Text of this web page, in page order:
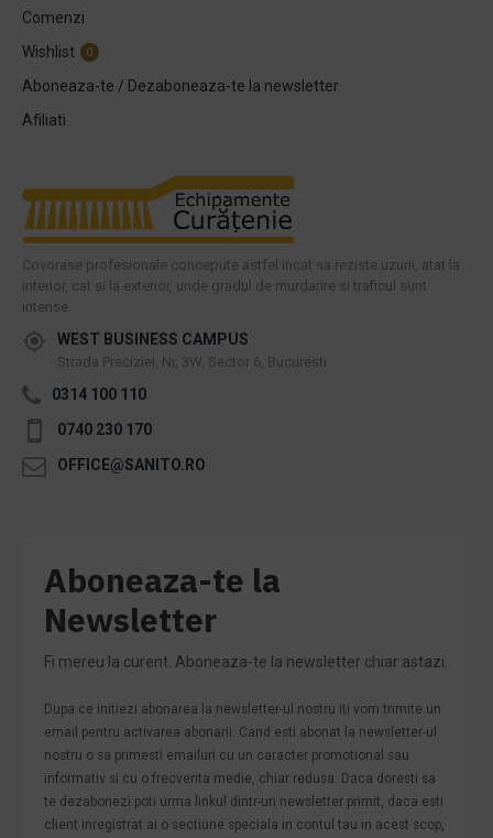
Comenzi
Wishlist
0
Aboneaza-te / Dezaboneaza-te la newsletter
Afiliati
Covorase profesionale concepute astfel incat sa reziste uzurii, atat la
interior, cat si la exterior, unde gradul de murdarire si traficul sunt
intense.
WEST BUSINESS CAMPUS
Strada Preciziei, Nr, 3W, Sector 6, Bucuresti
0314 100 110
0740 230 170
OFFICE@SANITO.RO
Aboneaza-te la
Newsletter
Fi mereu la curent. Aboneaza-te la newsletter chiar astazi.
Dupa ce initiezi abonarea la newsletter-ul nostru iti vom trimite un
email pentru activarea abonarii. Cand esti abonat la newsletter-ul
nostru o sa primesti emailuri cu un caracter promotional sau
informativ si cu o frecventa medie, chiar redusa. Daca doresti sa
te dezabonezi poti urma linkul dintr-un newsletter primit, daca esti
client inregistrat ai o sectiune speciala in contul tau in acest scop,